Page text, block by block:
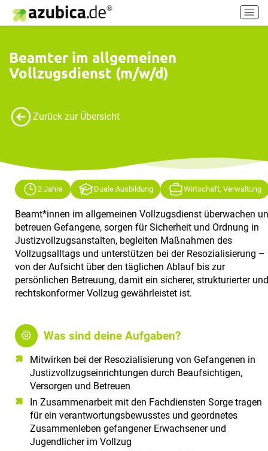
H
a
n
-
/
a
u
s
s
h
a
l
Beamter im allgemeinen
Vollzugsdienst (m/w/d)
Zurück zur Übersicht
2 Jahre Duale Ausbildung Wirtschaft, Verwaltung
Beamt*innen im allgemeinen Vollzugsdienst überwachen
betreuen Gefangene, sorgen für Sicherheit und Ordnung in
Justizvollzugsanstalten, begleiten Maßnahmen des
Vollzugsalltags und unterstützen bei der Resozialisierung –
von der Aufsicht über den täglichen Ablauf bis zur
persönlichen Betreuung, damit ein sicherer, strukturierter und
rechtskonformer Vollzug gewährleistet ist.
Was sind deine Aufgaben?
Mitwirken bei der Resozialisierung von Gefangenen in
Justizvollzugseinrichtungen durch Beaufsichtigen,
Versorgen und Betreuen
In Zusammenarbeit mit den Fachdiensten Sorge tragen
für ein verantwortungsbewusstes und geordnetes
Zusammenleben gefangener Erwachsener und
Jugendlicher im Vollzug